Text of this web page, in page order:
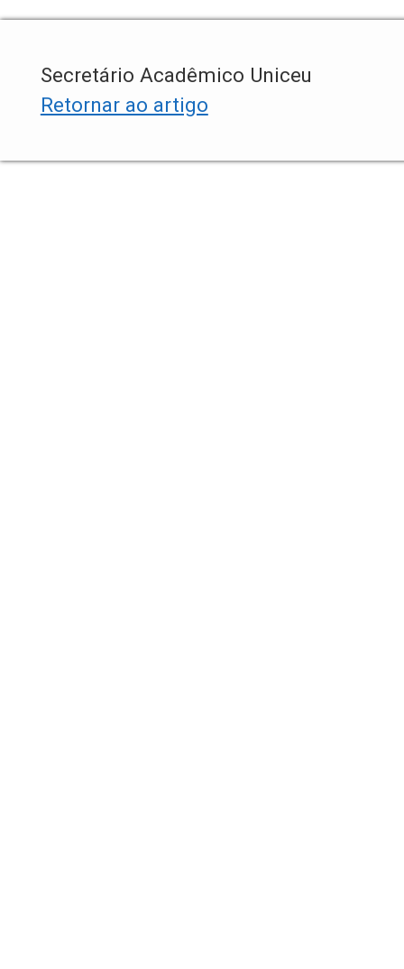
Secretário Acadêmico Uniceu
Retornar ao artigo